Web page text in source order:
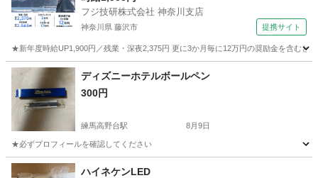
フジ技研株式会社 神奈川支店
神奈川県 藤沢市 提携サイト
★新年度時給UP1,900円／残業・深夜2,375円 更に3か月毎に12万円の奨励金を含む
神奈川 藤沢市 その他
ディズニーホテルボールペン
300円
練馬高野台駅 8月9日
★必ずプロフィールを確認してください
東京 練馬区 練馬高野台駅
ハイネケンLED